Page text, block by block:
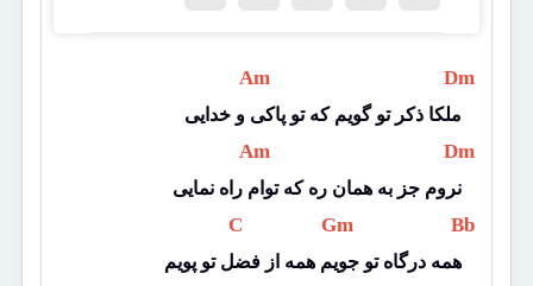
Am Dm
ملکا ذکر تو گویم که تو پاکی و خدایی
Am Dm
نروم جز به همان ره که توام راه نمایی
C Gm Bb
همه درگاه تو جویم همه از فضل تو پویم